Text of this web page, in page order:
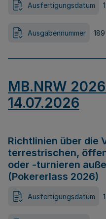
Ausfertigungsdatum
Ausgabennummer 189
MB.NRW
14.07.2026
Richtlinien über die
terrestrischen,
oder -turnieren
(Pokererlass 2026)
Ausfertigungsdatum